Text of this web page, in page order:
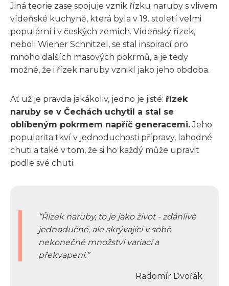
Jiná teorie zase spojuje vznik řízku naruby s vlivem
vídeňské kuchyně, která byla v 19. století velmi
populární i v českých zemích. Vídeňský řízek,
neboli Wiener Schnitzel, se stal inspirací pro
mnoho dalších masových pokrmů, a je tedy
možné, že i řízek naruby vznikl jako jeho obdoba.
Ať už je pravda jakákoliv, jedno je jisté: řízek
naruby se v Čechách uchytil a stal se
oblíbeným pokrmem napříč generacemi.Jeho
popularita tkví v jednoduchosti přípravy, lahodné
chuti a také v tom, že si ho každý může upravit
podle své chuti.
Řízek naruby, to je jako život - zdánlivě
jednodučné, ale skrývající v sobě
nekonečné množství variací a
překvapení.
Radomír Dvořák